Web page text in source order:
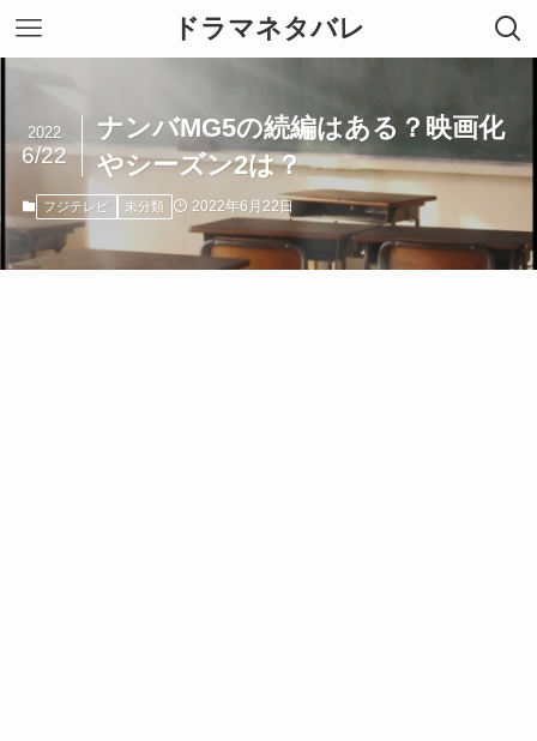
ドラマネタバレ
ナンバMG5の続編はある？映画化
やシーズン2は？
2022
6/22
フジテレビ 未分類 2022年6月22日